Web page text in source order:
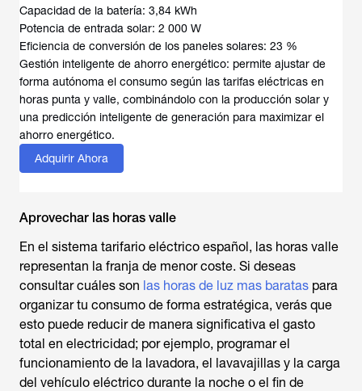
Capacidad de la batería: 3,84 kWh
Potencia de entrada solar: 2 000 W
Eficiencia de conversión de los paneles solares: 23 %
Gestión inteligente de ahorro energético: permite ajustar de
forma autónoma el consumo según las tarifas eléctricas en
horas punta y valle, combinándolo con la producción solar y
una predicción inteligente de generación para maximizar el
ahorro energético.
Adquirir Ahora
Aprovechar las horas valle
En el sistema tarifario eléctrico español, las horas valle
representan la franja de menor coste. Si deseas
consultar cuáles son las horas de luz mas baratas para
organizar tu consumo de forma estratégica, verás que
esto puede reducir de manera significativa el gasto
total en electricidad; por ejemplo, programar el
funcionamiento de la lavadora, el lavavajillas y la carga
del vehículo eléctrico durante la noche o el fin de